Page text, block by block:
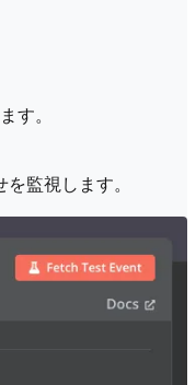
す。
を監視します。